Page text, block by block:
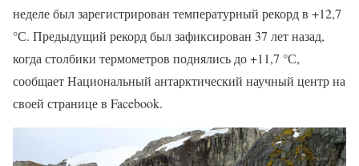
неделе был зарегистрирован температурный рекорд в +12,7
°С. Предыдущий рекорд был зафиксирован 37 лет назад,
когда столбики термометров поднялись до +11,7 °С,
сообщает Национальный антарктический научный центр на
своей странице в Facebook.